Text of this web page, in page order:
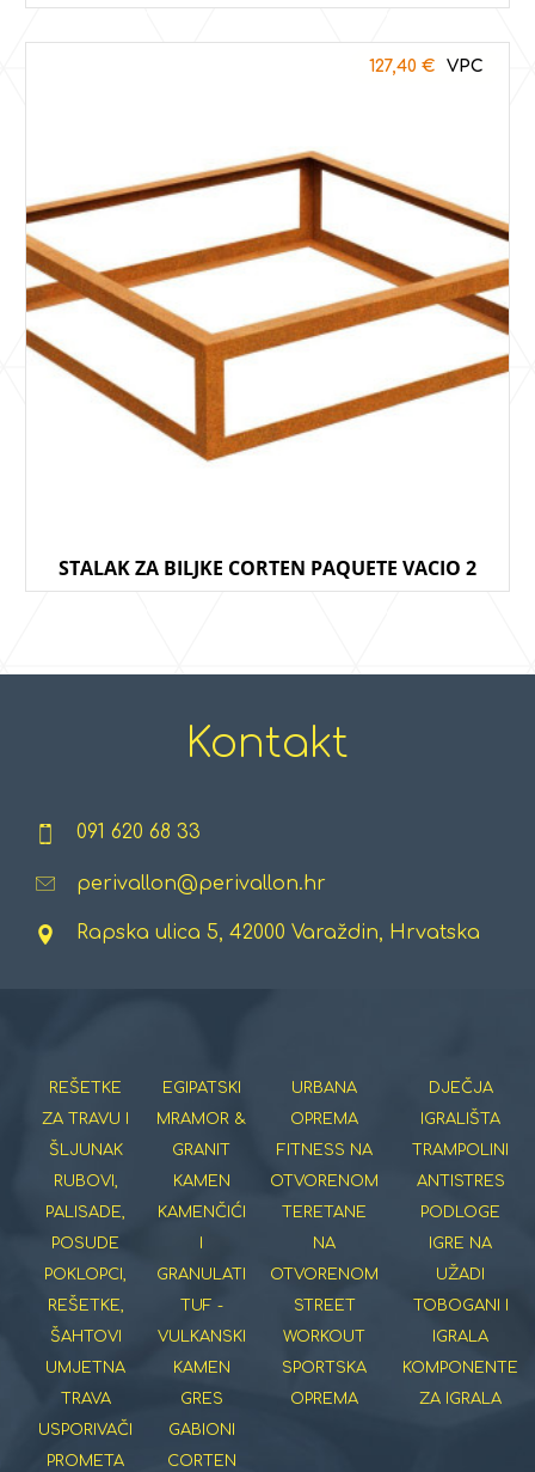
STALAK ZA BILJKE CORTEN PAQUETE VACIO 2
127,40 €
Kontakt
091 620 68 33
perivallon@perivallon.hr
Rapska ulica 5, 42000 Varaždin, Hrvatska
REŠETKE
ZA TRAVU I
ŠLJUNAK
RUBOVI,
PALISADE,
POSUDE
POKLOPCI,
REŠETKE,
ŠAHTOVI
UMJETNA
TRAVA
USPORIVAČI
PROMETA
EGIPATSKI
MRAMOR &
GRANIT
KAMEN
KAMENČIĆI
I
GRANULATI
TUF -
VULKANSKI
KAMEN
GRES
GABIONI
CORTEN
URBANA
OPREMA
FITNESS NA
OTVORENOM
TERETANE
NA
OTVORENOM
STREET
WORKOUT
SPORTSKA
OPREMA
DJEČJA
IGRALIŠTA
TRAMPOLINI
ANTISTRES
PODLOGE
IGRE NA
UŽADI
TOBOGANI I
IGRALA
KOMPONENTE
ZA IGRALA